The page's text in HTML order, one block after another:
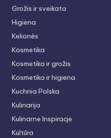
Grožis ir sveikata
Higiena
Kelionės
Kosmetika
Kosmetika ir grožis
Kosmetika ir higiena
Kuchnia Polska
Kulinarija
Kulinarne Inspiracje
Kultūra